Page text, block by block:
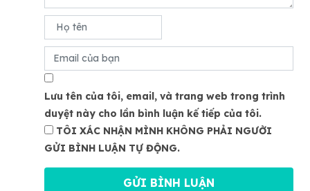
Lưu tên của tôi, email, và trang web trong trình
duyệt này cho lần bình luận kế tiếp của tôi.
TÔI XÁC NHẬN MÌNH KHÔNG PHẢI NGƯỜI
GỬI BÌNH LUẬN TỰ ĐỘNG.